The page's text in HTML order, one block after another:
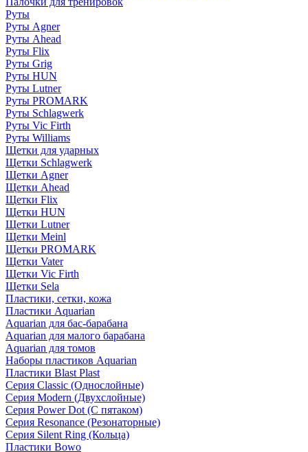
Руты
Руты Agner
Руты Ahead
Руты Flix
Руты Grig
Руты HUN
Руты Lutner
Руты PROMARK
Руты Schlagwerk
Руты Vic Firth
Руты Williams
Щетки для ударных
Щетки Schlagwerk
Щетки Agner
Щетки Ahead
Щетки Flix
Щетки HUN
Щетки Lutner
Щетки Meinl
Щетки PROMARK
Щетки Vater
Щетки Vic Firth
Щетки Sela
Пластики, сетки, кожа
Пластики Aquarian
Aquarian для бас-барабана
Aquarian для малого барабана
Aquarian для томов
Наборы пластиков Aquarian
Пластики Blast Plast
Серия Classic (Однослойные)
Серия Modern (Двухслойные)
Серия Power Dot (С пятаком)
Серия Resonance (Резонаторные)
Серия Silent Ring (Кольца)
Пластики Bowo